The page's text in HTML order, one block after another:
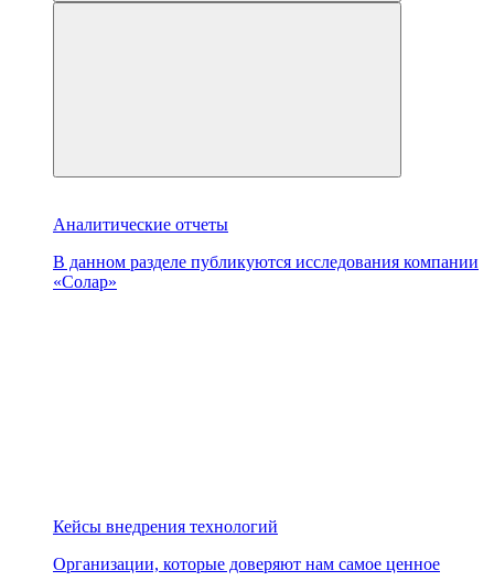
Аналитические отчеты
В данном разделе публикуются исследования компании
«Солар»
Кейсы внедрения технологий
Организации, которые доверяют нам самое ценное